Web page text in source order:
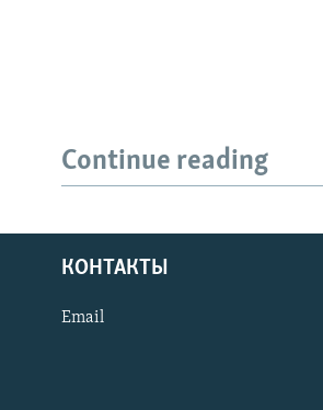
Continue reading
КОНТАКТЫ
Email